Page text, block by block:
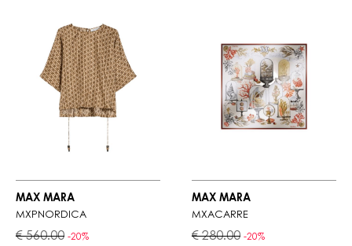
MAX MARA
MXPNORDICA
€ 560.00 -20%
MAX MARA
MXACARRÈ
€ 280.00 -20%